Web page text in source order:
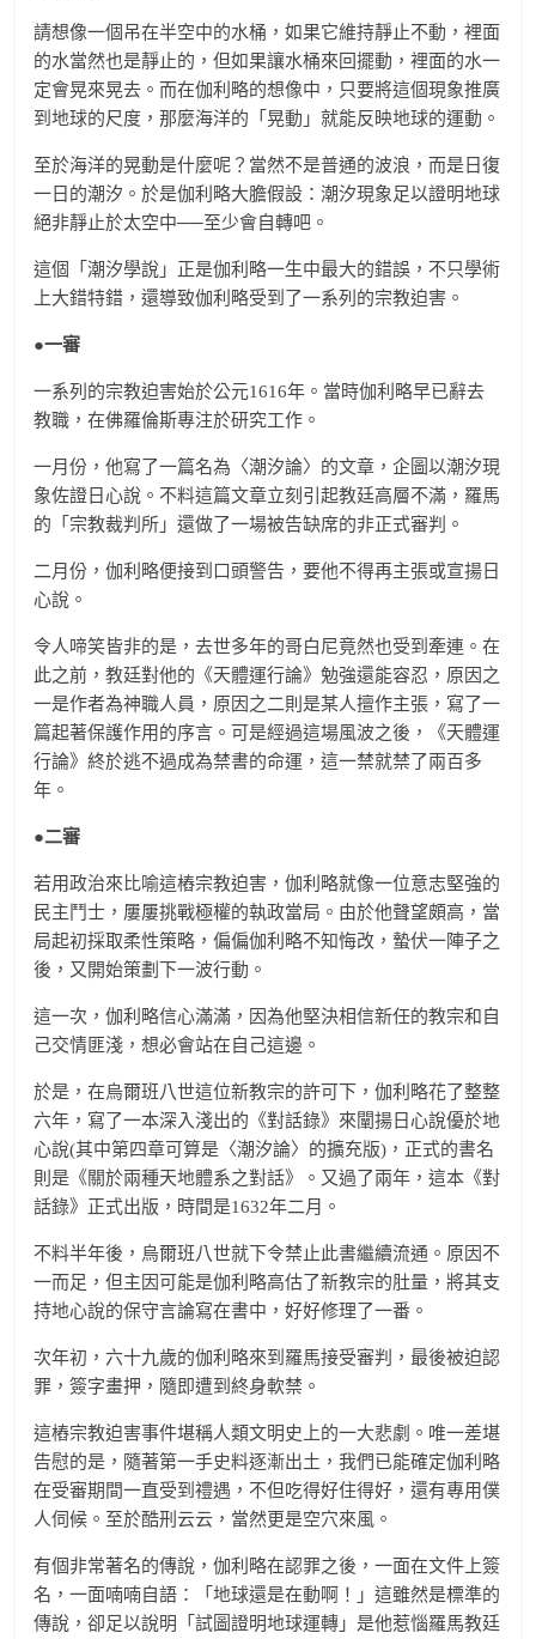
請想像一個吊在半空中的水桶，如果它維持靜止不動，裡面
的水當然也是靜止的，但如果讓水桶來回擺動，裡面的水一
定會晃來晃去。而在伽利略的想像中，只要將這個現象推廣
到地球的尺度，那麼海洋的「晃動」就能反映地球的運動。
至於海洋的晃動是什麼呢？當然不是普通的波浪，而是日復
一日的潮汐。於是伽利略大膽假設：潮汐現象足以證明地球
絕非靜止於太空中──至少會自轉吧。
這個「潮汐學說」正是伽利略一生中最大的錯誤，不只學術
上大錯特錯，還導致伽利略受到了一系列的宗教迫害。
●一審
一系列的宗教迫害始於公元1616年。當時伽利略早已辭去
教職，在佛羅倫斯專注於研究工作。
一月份，他寫了一篇名為〈潮汐論〉的文章，企圖以潮汐現
象佐證日心說。不料這篇文章立刻引起教廷高層不滿，羅馬
的「宗教裁判所」還做了一場被告缺席的非正式審判。
二月份，伽利略便接到口頭警告，要他不得再主張或宣揚日
心說。
令人啼笑皆非的是，去世多年的哥白尼竟然也受到牽連。在
此之前，教廷對他的《天體運行論》勉強還能容忍，原因之
一是作者為神職人員，原因之二則是某人擅作主張，寫了一
篇起著保護作用的序言。可是經過這場風波之後，《天體運
行論》終於逃不過成為禁書的命運，這一禁就禁了兩百多
年。
●二審
若用政治來比喻這樁宗教迫害，伽利略就像一位意志堅強的
民主鬥士，屢屢挑戰極權的執政當局。由於他聲望頗高，當
局起初採取柔性策略，偏偏伽利略不知悔改，蟄伏一陣子之
後，又開始策劃下一波行動。
這一次，伽利略信心滿滿，因為他堅決相信新任的教宗和自
己交情匪淺，想必會站在自己這邊。
於是，在烏爾班八世這位新教宗的許可下，伽利略花了整整
六年，寫了一本深入淺出的《對話錄》來闡揚日心說優於地
心說(其中第四章可算是〈潮汐論〉的擴充版)，正式的書名
則是《關於兩種天地體系之對話》。又過了兩年，這本《對
話錄》正式出版，時間是1632年二月。
不料半年後，烏爾班八世就下令禁止此書繼續流通。原因不
一而足，但主因可能是伽利略高估了新教宗的肚量，將其支
持地心說的保守言論寫在書中，好好修理了一番。
次年初，六十九歲的伽利略來到羅馬接受審判，最後被迫認
罪，簽字畫押，隨即遭到終身軟禁。
這樁宗教迫害事件堪稱人類文明史上的一大悲劇。唯一差堪
告慰的是，隨著第一手史料逐漸出土，我們已能確定伽利略
在受審期間一直受到禮遇，不但吃得好住得好，還有專用僕
人伺候。至於酷刑云云，當然更是空穴來風。
有個非常著名的傳說，伽利略在認罪之後，一面在文件上簽
名，一面喃喃自語：「地球還是在動啊！」這雖然是標準的
傳說，卻足以說明「試圖證明地球運轉」是他惹惱羅馬教廷